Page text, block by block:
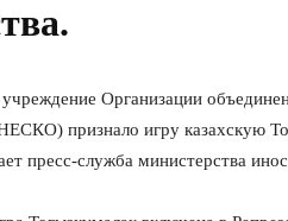
учреждение Организации
признало игру казахскую
пресс-служба министерства